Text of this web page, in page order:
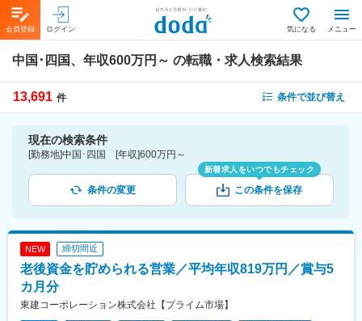
会員登録 ログイン 気になる メニュー
中国･四国、年収600万円～ の転職・求人検索結果
13,691 件 条件で並び替え
現在の検索条件
[勤務地]中国･四国 [年収]600万円～
条件の変更
新着求人をいつでもチェック
この条件を保存
NEW 締切間近
老後資金を貯められる営業／平均年収819万円／賞与5
カ月分
東建コーポレーション株式会社【プライム市場】